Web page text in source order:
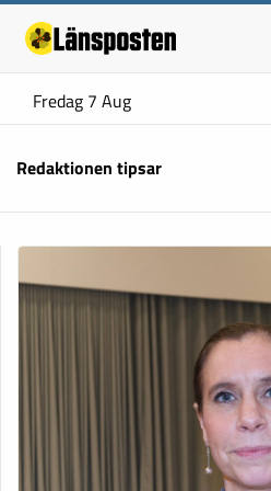
Fredag 7 Aug
Redaktionen tipsar